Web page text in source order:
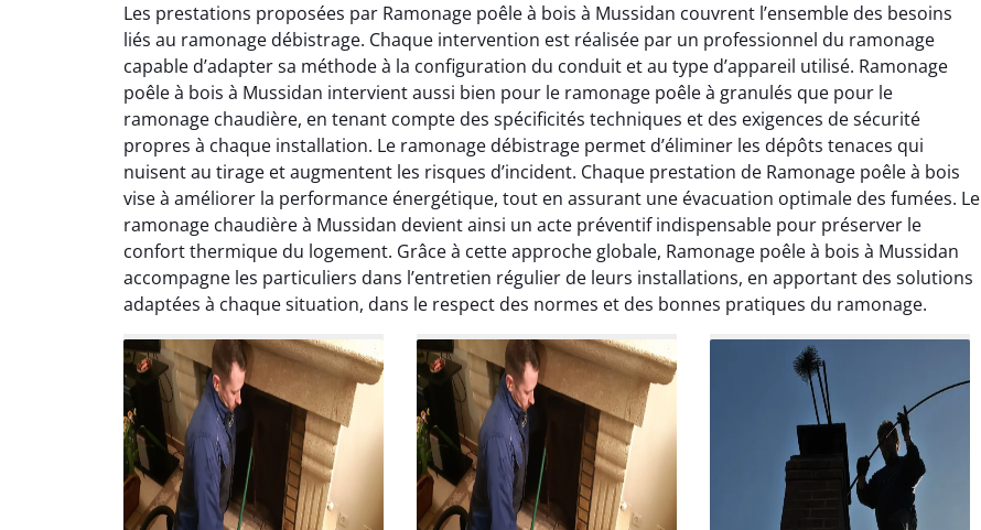
Les prestations proposées par Ramonage poêle à bois à Mussidan couvrent l’ensemble des besoins
liés au ramonage débistrage. Chaque intervention est réalisée par un professionnel du ramonage
capable d’adapter sa méthode à la configuration du conduit et au type d’appareil utilisé. Ramonage
poêle à bois à Mussidan intervient aussi bien pour le ramonage poêle à granulés que pour le
ramonage chaudière, en tenant compte des spécificités techniques et des exigences de sécurité
propres à chaque installation. Le ramonage débistrage permet d’éliminer les dépôts tenaces qui
nuisent au tirage et augmentent les risques d’incident. Chaque prestation de Ramonage poêle à bois
vise à améliorer la performance énergétique, tout en assurant une évacuation optimale des fumées. Le
ramonage chaudière à Mussidan devient ainsi un acte préventif indispensable pour préserver le
confort thermique du logement. Grâce à cette approche globale, Ramonage poêle à bois à Mussidan
accompagne les particuliers dans l’entretien régulier de leurs installations, en apportant des solutions
adaptées à chaque situation, dans le respect des normes et des bonnes pratiques du ramonage.
Loïc Marchand
24 janvier 2026
Très bon travail de
débistrage et ramonage.
Cheminée parfaitement
nettoyée et fonctionnement
nettement amélioré. Je
hésitation.
Claire Vautrin
21 juin 2025
Ramonage très bien réalisé,
travail propre et soigné.
Toutes les explications ont
été claires et le conduit a été
laissé impeccable. Service